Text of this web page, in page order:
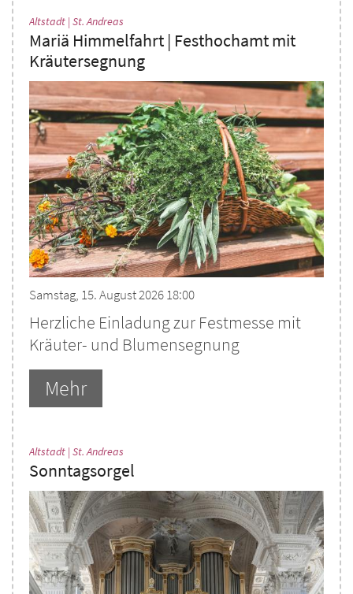
Altstadt | St. Andreas
Mariä Himmelfahrt | Festhochamt mit
Kräutersegnung
Samstag, 15. August 2026 18:00
Herzliche Einladung zur Festmesse mit
Kräuter- und Blumensegnung
Mehr
Altstadt | St. Andreas
Sonntagsorgel